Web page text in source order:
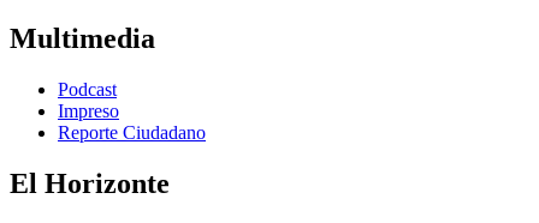
Multimedia
Podcast
Impreso
Reporte Ciudadano
El Horizonte